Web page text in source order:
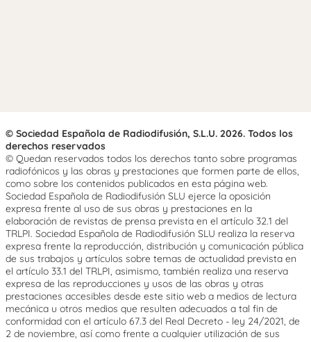
© Sociedad Española de Radiodifusión, S.L.U. 2026. Todos los
derechos reservados
© Quedan reservados todos los derechos tanto sobre programas
radiofónicos y las obras y prestaciones que formen parte de ellos,
como sobre los contenidos publicados en esta página web.
Sociedad Española de Radiodifusión SLU ejerce la oposición
expresa frente al uso de sus obras y prestaciones en la
elaboración de revistas de prensa prevista en el artículo 32.1 del
TRLPI. Sociedad Española de Radiodifusión SLU realiza la reserva
expresa frente la reproducción, distribución y comunicación pública
de sus trabajos y artículos sobre temas de actualidad prevista en
el artículo 33.1 del TRLPI, asimismo, también realiza una reserva
expresa de las reproducciones y usos de las obras y otras
prestaciones accesibles desde este sitio web a medios de lectura
mecánica u otros medios que resulten adecuados a tal fin de
conformidad con el artículo 67.3 del Real Decreto - ley 24/2021, de
2 de noviembre, así como frente a cualquier utilización de sus